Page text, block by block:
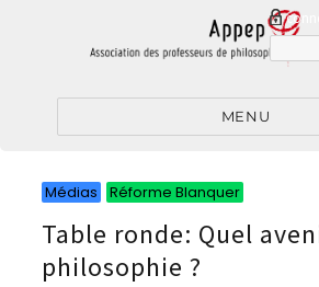
pour
MENU
Médias Réforme Blanquer
Table ronde: Quel
philosophie ?